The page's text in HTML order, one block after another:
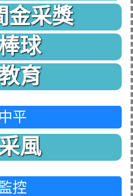
金采獎
球
育
平
風
控